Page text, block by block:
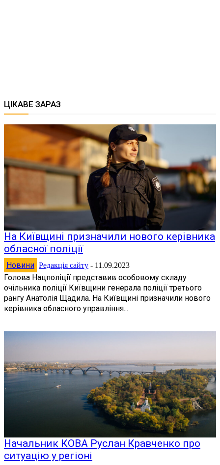
ЦІКАВЕ ЗАРАЗ
На Київщині призначили нового керівника
обласної поліції
Новини Редакція сайту - 11.09.2023
Голова Нацполіції представив особовому складу
очільника поліції Київщини генерала поліції третього
рангу Анатолія Щадила. На Київщині призначили нового
керівника обласного управління...
Начальник КОВА Руслан Кравченко про
ситуацію у регіоні